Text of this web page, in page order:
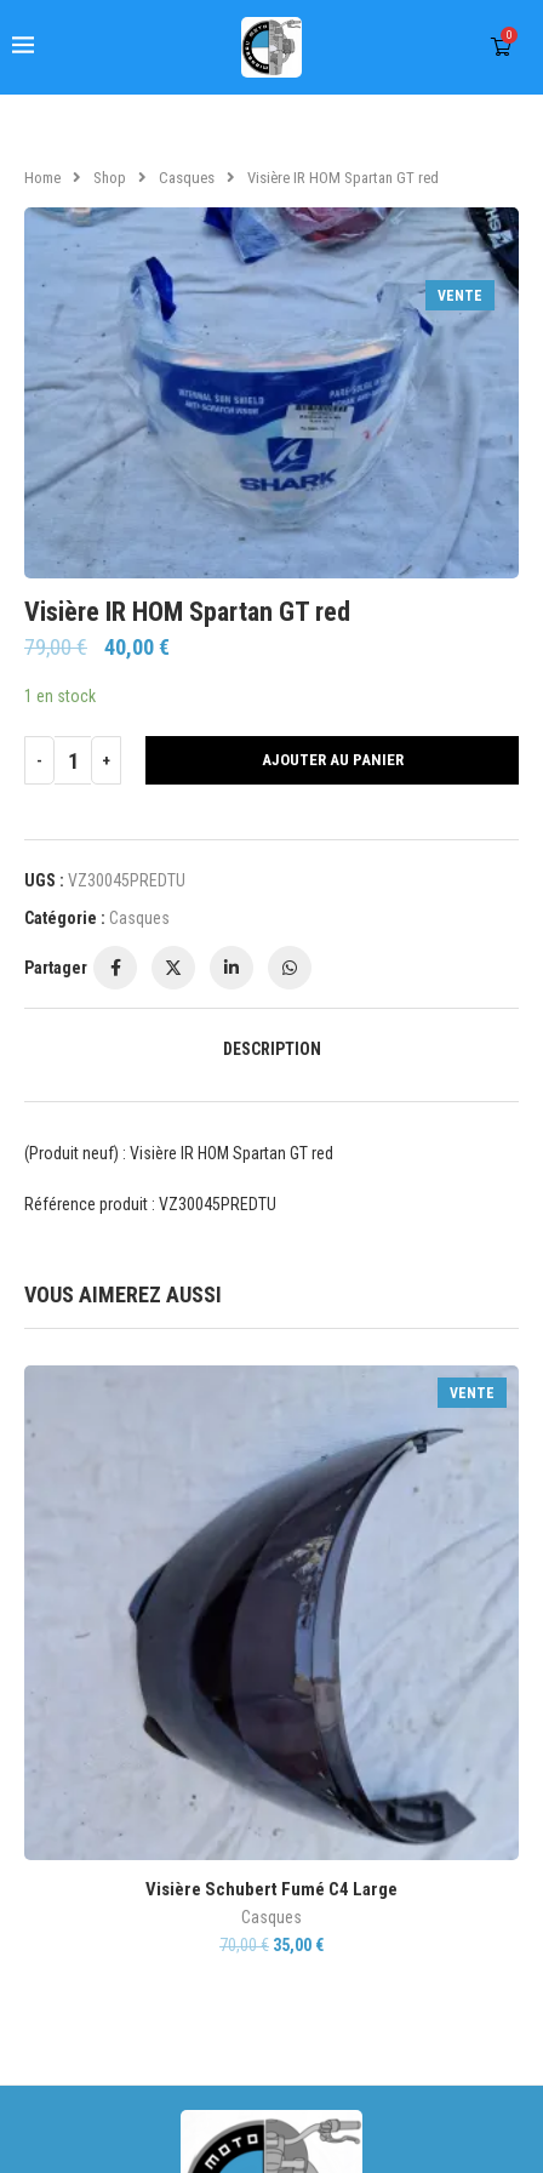
0
Home Shop Casques Visière IR HOM Spartan GT red
VENTE
Visière IR HOM Spartan GT red
79,00€ 40,00€
1 en stock
AJOUTER AU PANIER
UGS : VZ30045PREDTU
Catégorie : Casques
Partager
DESCRIPTION
(Produit neuf) : Visière IR HOM Spartan GT red
Référence produit : VZ30045PREDTU
VOUS AIMEREZ AUSSI
VENTE
Visière Schubert Fumé C4 Large
Casques
70,00€ 35,00 €